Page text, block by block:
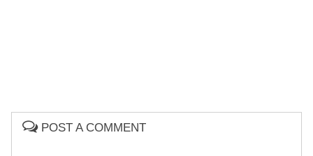
POST A COMMENT